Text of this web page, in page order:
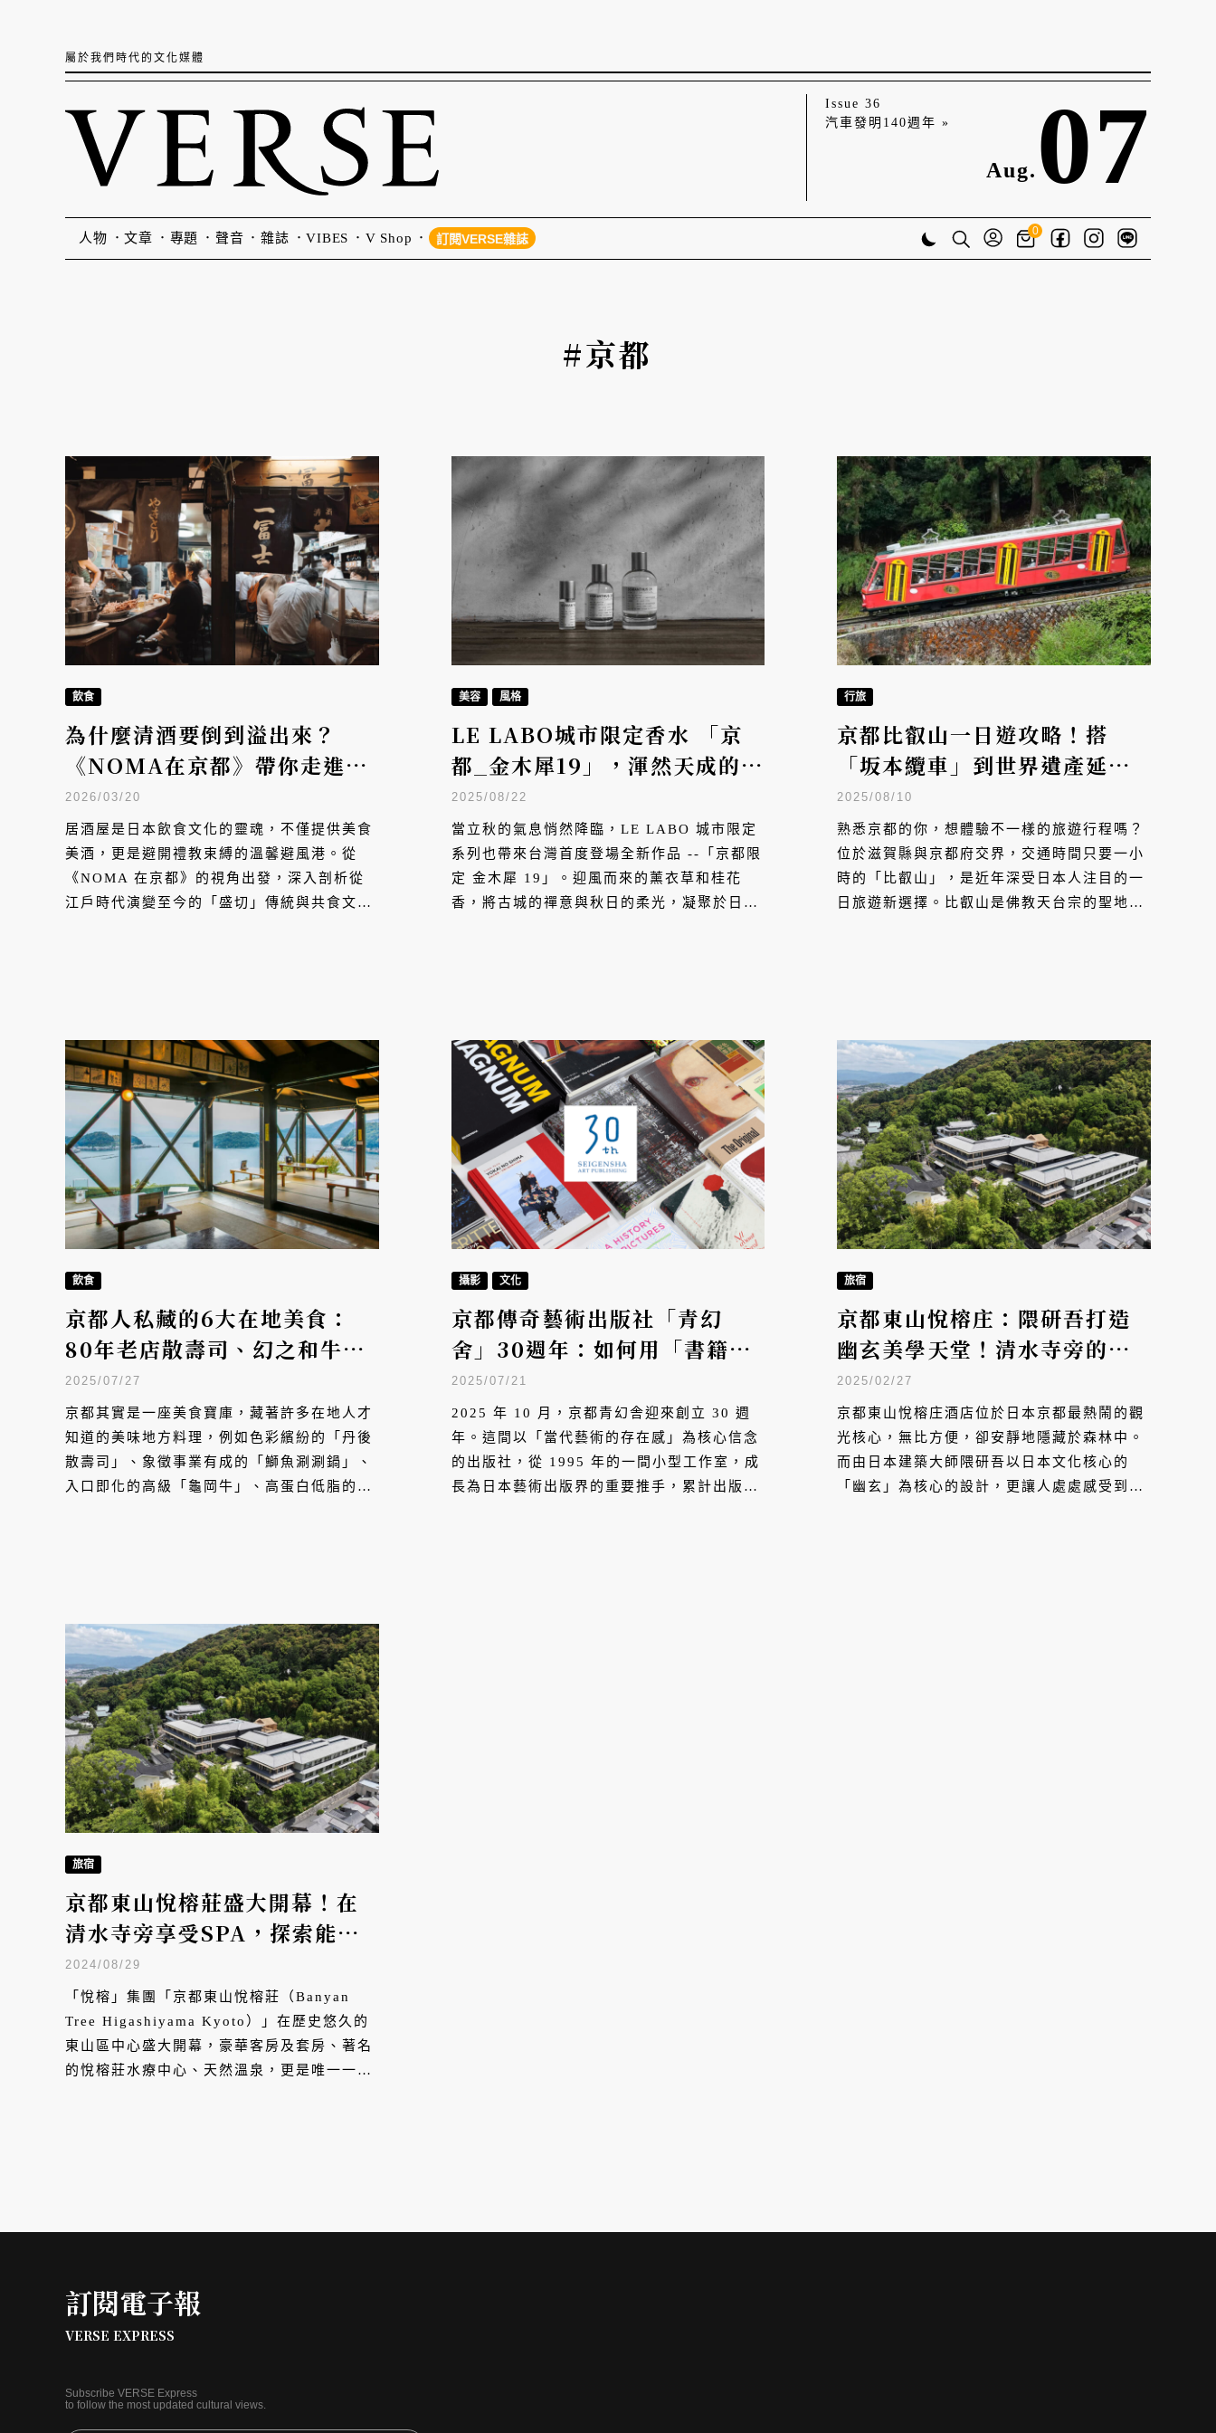
屬於我們時代的文化媒體
Issue 36
汽車發明140週年 »
Aug. 07
人物 文章 專題 聲音 雜誌 VIBES V Shop 訂閱VERSE雜誌
0
#京都
飲食
為什麼清酒要倒到溢出來？
《NOMA在京都》帶你走進地
道的日本居酒屋生活
2026/03/20
居酒屋是日本飲食文化的靈魂，不僅提供美食
美酒，更是避開禮教束縛的溫馨避風港。從
《NOMA 在京都》的視角出發，深入剖析從
江戶時代演變至今的「盛切」傳統與共食文
美容 風格
LE LABO城市限定香水 「京
都_金木犀19」，渾然天成的詩
意之美
2025/08/22
當立秋的氣息悄然降臨，LE LABO 城市限定
系列也帶來台灣首度登場全新作品 --「京都限
定 金木犀 19」。迎風而來的薰衣草和桂花
香，將古城的禪意與秋日的柔光，凝聚於日常
行旅
京都比叡山一日遊攻略！搭
「坂本纜車」到世界遺產延曆
寺祈願、山頂美術館欣賞印象
派花園
2025/08/10
熟悉京都的你，想體驗不一樣的旅遊行程嗎？
位於滋賀縣與京都府交界，交通時間只要一小
時的「比叡山」，是近年深受日本人注目的一
日旅遊新選擇。比叡山是佛教天台宗的聖地，
飲食
京都人私藏的6大在地美食：
80年老店散壽司、幻之和牛龜
岡牛
2025/07/27
京都其實是一座美食寶庫，藏著許多在地人才
知道的美味地方料理，例如色彩繽紛的「丹後
散壽司」、象徵事業有成的「鰤魚涮涮鍋」、
入口即化的高級「龜岡牛」、高蛋白低脂的
攝影 文化
京都傳奇藝術出版社「青幻
舍」30週年：如何用「書籍藝
術品」顛覆數位時代？
2025/07/21
2025 年 10 月，京都青幻舎迎來創立 30 週
年。這間以「當代藝術的存在感」為核心信念
的出版社，從 1995 年的一間小型工作室，成
長為日本藝術出版界的重要推手，累計出版超
旅宿
京都東山悅榕庄：隈研吾打造
幽玄美學天堂！清水寺旁的頂
級溫泉酒店，竹林、能舞台的
感官盛宴
2025/02/27
京都東山悅榕庄酒店位於日本京都最熱鬧的觀
光核心，無比方便，卻安靜地隱藏於森林中。
而由日本建築大師隈研吾以日本文化核心的
「幽玄」為核心的設計，更讓人處處感受到這
旅宿
京都東山悅榕莊盛大開幕！在
清水寺旁享受SPA，探索能劇
的千百面貌
2024/08/29
「悅榕」集團「京都東山悅榕莊（Banyan
Tree Higashiyama Kyoto）」在歷史悠久的
東山區中心盛大開幕，豪華客房及套房、著名
的悅榕莊水療中心、天然溫泉，更是唯一一間
訂閱電子報
VERSE EXPRESS
Subscribe VERSE Express
to follow the most updated cultural views.